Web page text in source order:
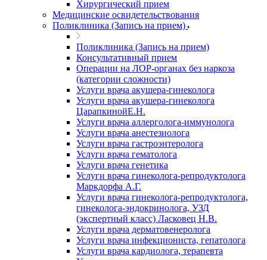
Хирургический прием
Медицинские освидетельствования
Поликлиника (Запись на прием)
Поликлиника (Запись на прием)
Консультативный прием
Операции на ЛОР-органах без наркоза
(категории сложности)
Услуги врача акушера-гинеколога
Услуги врача акушера-гинеколога
ЦарапкинойЕ.Н.
Услуги врача аллерголога-иммунолога
Услуги врача анестезиолога
Услуги врача гастроэнтеролога
Услуги врача гематолога
Услуги врача генетика
Услуги врача гинеколога-репродуктолога
Маркдорфа А.Г.
Услуги врача гинеколога-репродуктолога,
гинеколога-эндокринолога, УЗД
(экспертный класс) Ласковец Н.В.
Услуги врача дерматовенеролога
Услуги врача инфекциониста, гепатолога
Услуги врача кардиолога, терапевта